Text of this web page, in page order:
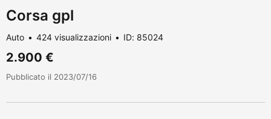
Corsa gpl
Auto 424 visualizzazioni ID: 85024
2.900 €
Pubblicato il 2023/07/16